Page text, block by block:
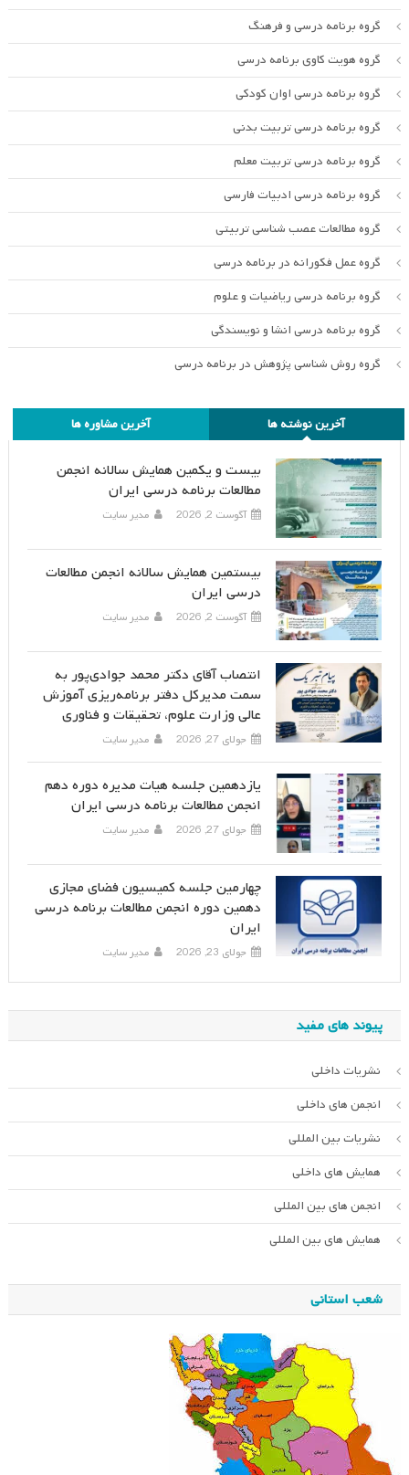
گروه برنامه درسی و فرهنگ
گروه هویت کاوی برنامه درسی
گروه برنامه درسی اوان کودکی
گروه برنامه درسی تربیت بدنی
گروه برنامه درسی تربیت معلم
گروه برنامه درسی ادبیات فارسی
گروه مطالعات عصب شناسی تربیتی
گروه عمل فکورانه در برنامه درسی
گروه برنامه درسی ریاضیات و علوم
گروه برنامه درسی انشا و نویسندگی
گروه روش شناسی پژوهش در برنامه درسی
آخرین نوشته ها آخرین مشاوره ها
بیست و یکمین همایش سالانه انجمن
مطالعات برنامه درسی ایران
آگوست 2, 2026 مدیر سایت
بیستمین همایش سالانه انجمن مطالعات
درسی ایران
آگوست 2, 2026 مدیر سایت
انتصاب آقای دکتر محمد جوادی‌پور به
سمت مدیرکل دفتر برنامه‌ریزی آموزش
عالی وزارت علوم، تحقیقات و فناوری
جولای 27, 2026 مدیر سایت
یازدهمین جلسه هیات مدیره دوره دهم
انجمن مطالعات برنامه درسی ایران
جولای 27, 2026 مدیر سایت
چهارمین جلسه کمیسیون فضای مجازی
دهمین دوره انجمن مطالعات برنامه درسی
ایران
جولای 23, 2026 مدیر سایت
پیوند های مفید
نشریات داخلی
انجمن های داخلی
نشریات بین المللی
همایش های داخلی
انجمن های بین المللی
همایش های بین المللی
شعب استانی